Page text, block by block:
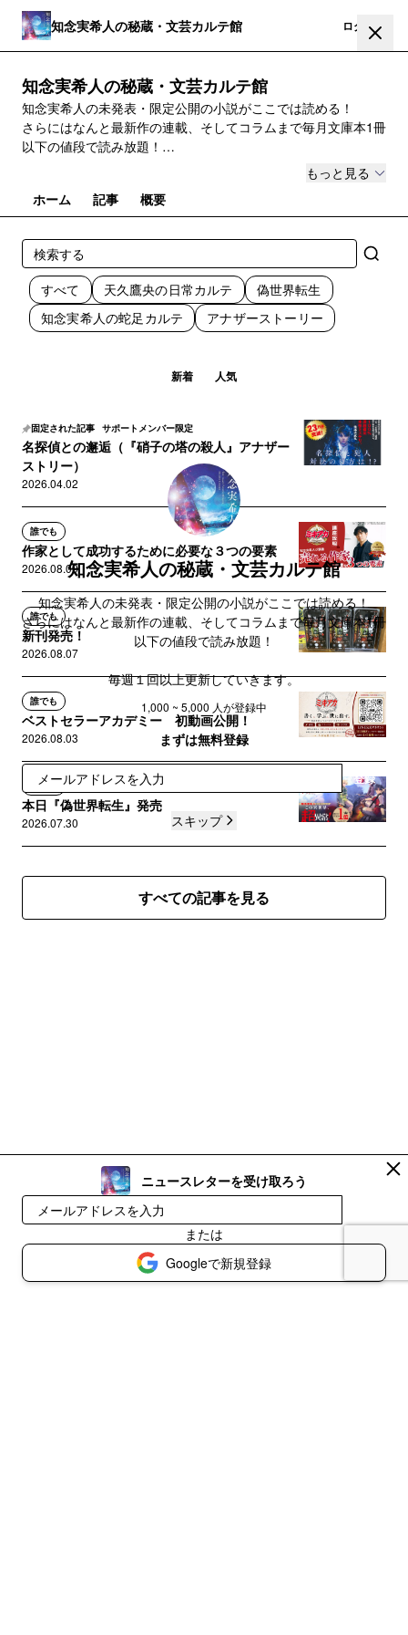
知念実希人の秘蔵・文芸カルテ館 ログイン
ニュースレターを受け取ろう
または
Googleで新規登録
知念実希人の秘蔵・文芸カルテ館
知念実希人の未発表・限定公開の小説がここでは読める！
さらにはなんと最新作の連載、そしてコラムまで毎月文庫本1冊
以下の値段で読み放題！
ぜひご登録を✨
※収益の一部はブックサンタを通じて、困難な状況にあるお子さ
んへ本を送る活動に寄付させて頂きます
もっと見る
ホーム
記事 概要
すべて 天久鷹央の日常カルテ
偽世界転生
知念実希人の蛇足カルテ
アナザーストーリー
新着 人気
固定された記事 サポートメンバー限定
名探偵との邂逅（『硝子の塔の殺人』アナザー
ストリー）
2026.04.02
誰でも
作家として成功するために必要な３つの要素
2026.08.09
誰でも
新刊発売！
2026.08.07
誰でも
ベストセラーアカデミー 初動画公開！
2026.08.03
誰でも
本日『偽世界転生』発売
2026.07.30
すべての記事を見る
知念実希人の秘蔵・文芸カルテ館
知念実希人の未発表・限定公開の小説がここでは読める！
さらにはなんと最新作の連載、そしてコラムまで毎月文庫本1冊
以下の値段で読み放題！
毎週１回以上更新していきます。
※収益の一部はブックサンタを通じて、困難な状況にあるお子さ
1,000 ~ 5,000 人が登録中
まずは無料登録
登録
スキップ